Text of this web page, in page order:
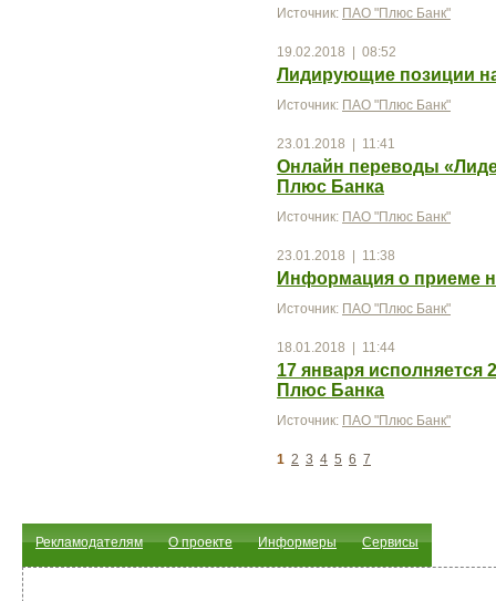
Источник: ПАО "Плюс Банк"
19.02.2018 | 08:52
Лидирующие позиции
Источник: ПАО "Плюс Банк"
23.01.2018 | 11:41
Онлайн переводы
Плюс Банка
Источник: ПАО "Плюс Банк"
23.01.2018 | 11:38
Информация о приеме
Источник: ПАО "Плюс Банк"
18.01.2018 | 11:44
17 января исполняется
Плюс Банка
Источник: ПАО "Плюс Банк"
1 2 3 4 5 6 7
Рекламодателям О проекте Информеры Сервисы